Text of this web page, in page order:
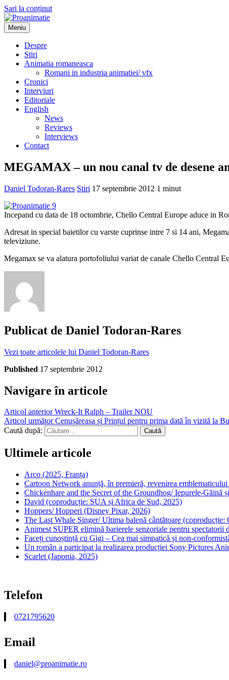
Sari la conținut
Proanimatie
Stiri despre filme de animatie
Meniu
Despre
Stiri
Animatia romaneasca
Romani in industria animatiei/ vfx
Cronici
Interviuri
Editoriale
English
News
Reviews
Interviews
Contact
MEGAMAX – un nou canal tv de desene
Daniel Todoran-Rares Stiri 17 septembrie 2012 1 minut
Incepand cu data de 18 octombrie, Chello Central Europe aduce in
Adresat in special baietilor cu varste cuprinse intre 7 si 14 ani,
televiziune.
Megamax se va alatura portofoliului variat de canale Chello Central
Publicat de Daniel Todoran-Rares
Vezi toate articolele lui Daniel Todoran-Rares
Published 17 septembrie 2012
Navigare în articole
Articol anteriorWreck-It Ralph – Trailer NOU
Articol următorCenușăreasa și Prințul pentru prima dată în vizită la
Caută după:
Ultimele articole
Arco (2025, Franța)
Cartoon Network anunță, în premieră, revenirea
Chickenhare and the Secret of the Groundhog/ Iepurele-
David (coproducție: SUA și Africa de Sud, 2025)
Hoppers/ Hopperi (Disney Pixar, 2026)
The Last Whale Singer/ Ultima balenă cântătoare (coproducție:
Animest SUPER elimină barierele senzoriale pentru spectatorii
Faceți cunoștință cu Gigi – Cea mai simpatică și non-
Un român a participat la realizarea producției Sony Pictures
Scarlet (Japonia, 2025)
Telefon
0721795620
Email
daniel@proanimatie.ro